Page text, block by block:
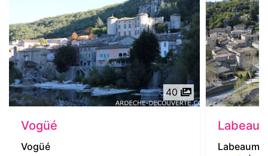
40
Vogüé
Vogüé
Labeaume